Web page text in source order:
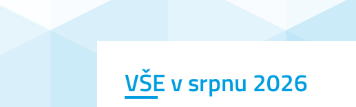
Kalendář akcí
VŠE v srpnu 2026